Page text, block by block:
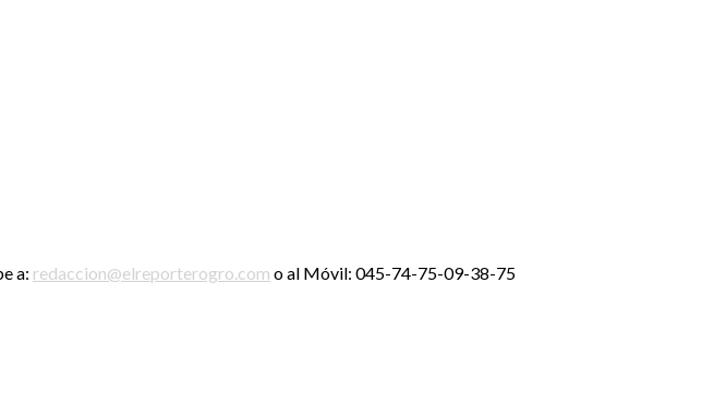
a: redaccion@elreporterogro.com o al Móvil: 045-74-75-09-38-75